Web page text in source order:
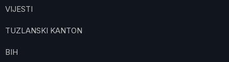
VIJESTI
TUZLANSKI KANTON
BIH